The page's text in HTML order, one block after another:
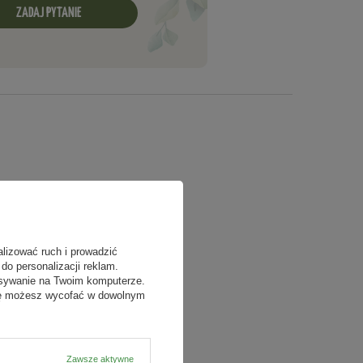
ZADAJ PYTANIE
ruch i prowadzić
personalizacji reklam.
na Twoim komputerze.
możesz wycofać w dowolnym
Zawsze aktywne